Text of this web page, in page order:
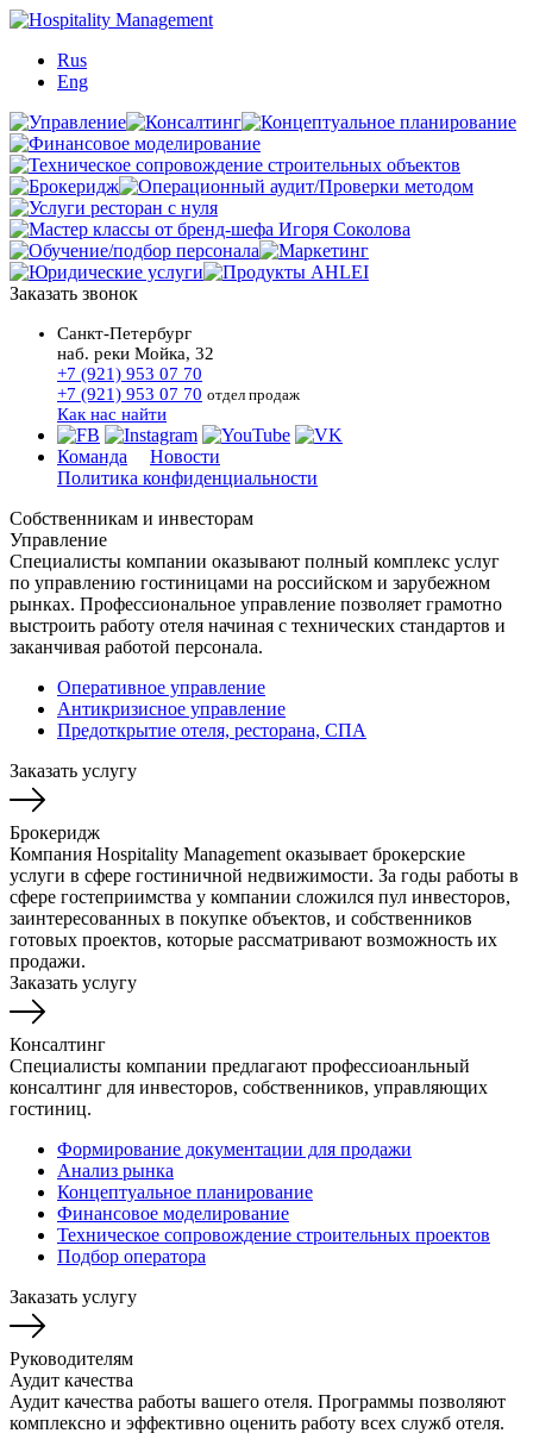
Rus
Eng
Заказать звонок
Санкт-Петербург
наб. реки Мойка, 32
+7 (921) 953 07 70
+7 (921) 953 07 70 отдел продаж
Как нас найти
Команда
Новости
Политика конфиденциальности
Собственникам и инвесторам
Управление
Специалисты компании оказывают полный комплекс услуг
по управлению гостиницами на российском и зарубежном
рынках. Профессиональное управление позволяет грамотно
выстроить работу отеля начиная с технических стандартов и
заканчивая работой персонала.
Оперативное управление
Антикризисное управление
Предоткрытие отеля, ресторана, СПА
Заказать услугу
Брокеридж
Компания Hospitality Management оказывает брокерские
услуги в сфере гостиничной недвижимости. За годы работы в
сфере гостеприимства у компании сложился пул инвесторов,
заинтересованных в покупке объектов, и собственников
готовых проектов, которые рассматривают возможность их
продажи.
Заказать услугу
Консалтинг
Специалисты компании предлагают профессиоанльный
консалтинг для инвесторов, собственников, управляющих
гостиниц.
Формирование документации для продажи
Анализ рынка
Концептуальное планирование
Финансовое моделирование
Техническое сопровождение строительных проектов
Подбор оператора
Заказать услугу
Руководителям
Аудит качества
Аудит качества работы вашего отеля. Программы позволяют
комплексно и эффективно оценить работу всех служб отеля.